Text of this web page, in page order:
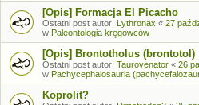
[Opis] Formacja El Picacho
Ostatni post autor: Lythronax « 27
w Paleontologia kręgowców
[Opis] Brontotholus (brontotol)
Ostatni post autor: Taurovenator « 26
w Pachycephalosauria
Koprolit?